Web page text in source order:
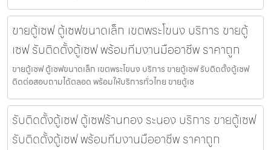
ขายตู้เซฟ ตู้เซฟขนาดเล็ก เขตพระโขนง บริการ ขายตู้
เซฟ รับติดตั้งตู้เซฟ พร้อมทีมงานมืออาชีพ ราคาถูก
ขายตู้เซฟ ตู้เซฟขนาดเล็ก เขตพระโขนง บริการ ขายตู้เซฟ รับติดตั้งตู้เซฟ
ติดต่อสอบถามได้ตลอด พร้อมให้บริการทั่วไทย ขายตู้เซ
รับติดตั้งตู้เซฟ ตู้เซฟร้านทอง ระนอง บริการ ขายตู้เซฟ
รับติดตั้งตู้เซฟ พร้อมทีมงานมืออาชีพ ราคาถูก